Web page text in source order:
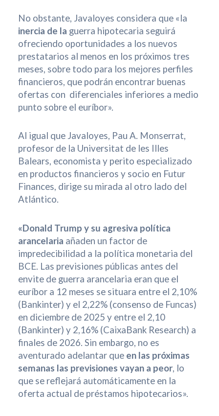
No obstante, Javaloyes considera que «la
inercia de la guerra hipotecaria seguirá
ofreciendo oportunidades a los nuevos
prestatarios al menos en los próximos tres
meses, sobre todo para los mejores perfiles
financieros, que podrán encontrar buenas
ofertas con diferenciales inferiores a medio
punto sobre el euríbor».
Al igual que Javaloyes, Pau A. Monserrat,
profesor de la Universitat de les Illes
Balears, economista y perito especializado
en productos financieros y socio en Futur
Finances, dirige su mirada al otro lado del
Atlántico.
«Donald Trump y su agresiva política
arancelaria añaden un factor de
impredecibilidad a la política monetaria del
BCE. Las previsiones públicas antes del
envite de guerra arancelaria eran que el
euríbor a 12 meses se situara entre el 2,10%
(Bankinter) y el 2,22% (consenso de Funcas)
en diciembre de 2025 y entre el 2,10
(Bankinter) y 2,16% (CaixaBank Research) a
finales de 2026. Sin embargo, no es
aventurado adelantar que en las próximas
semanas las previsiones vayan a peor, lo
que se reflejará automáticamente en la
oferta actual de préstamos hipotecarios».